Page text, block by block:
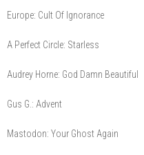
Europe: Cult Of Ignorance
A Perfect Circle: Starless
Audrey Horne: God Damn Beautiful
Gus G.: Advent
Mastodon: Your Ghost Again